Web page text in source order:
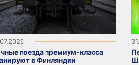
поезда премиум-класса
в Финляндии